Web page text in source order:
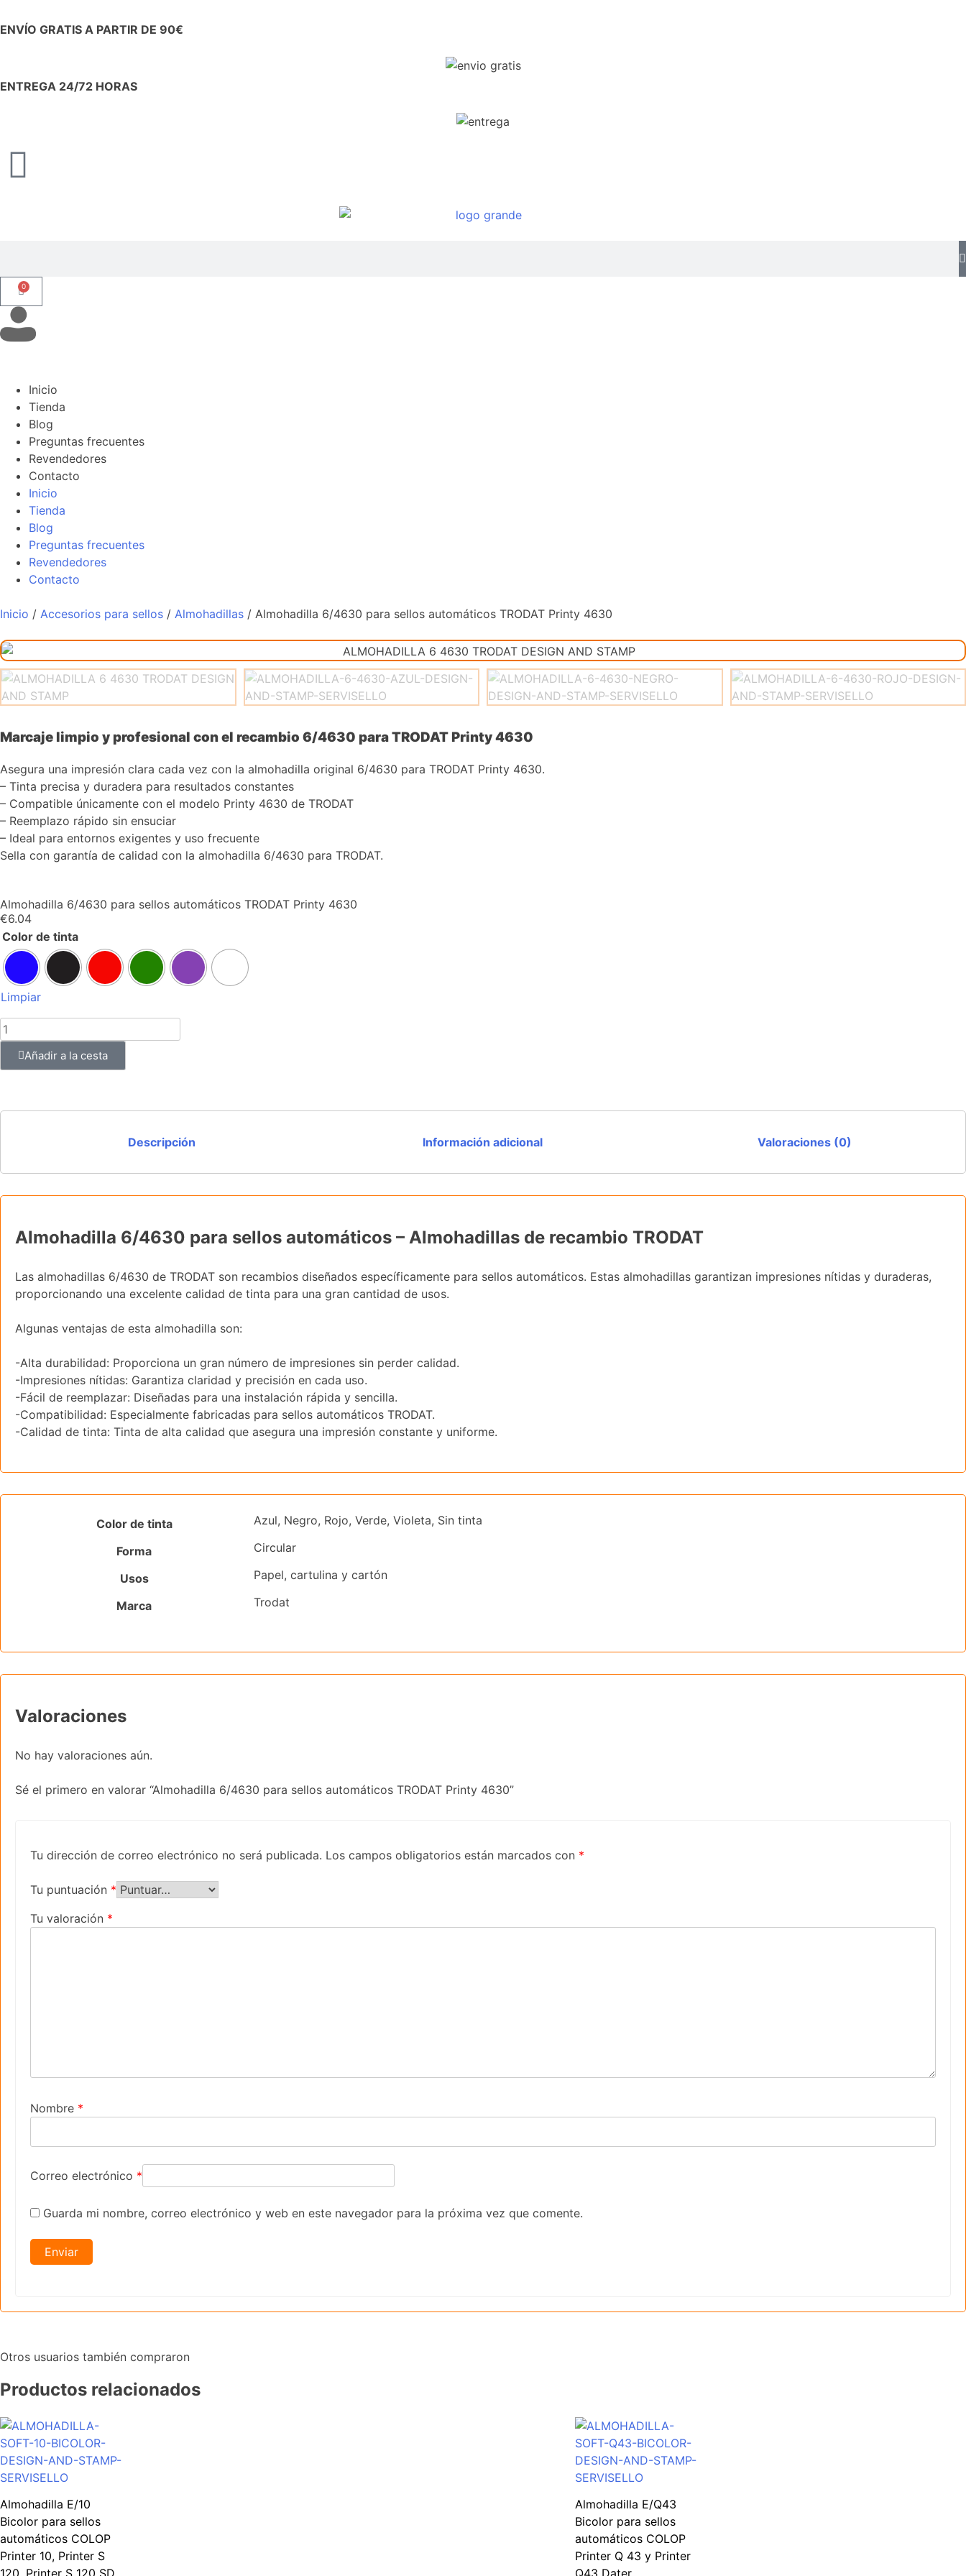
ENVÍO GRATIS A PARTIR DE 90€
ENTREGA 24/72 HORAS
0
Inicio
Tienda
Blog
Preguntas frecuentes
Revendedores
Contacto
Inicio
Tienda
Blog
Preguntas frecuentes
Revendedores
Contacto
Inicio / Accesorios para sellos / Almohadillas / Almohadilla 6/4630 para sellos automáticos TRODAT Printy 4630
Marcaje limpio y profesional con el recambio 6/4630 para TRODAT Printy 4630
Asegura una impresión clara cada vez con la almohadilla original 6/4630 para TRODAT Printy 4630.
– Tinta precisa y duradera para resultados constantes
– Compatible únicamente con el modelo Printy 4630 de TRODAT
– Reemplazo rápido sin ensuciar
– Ideal para entornos exigentes y uso frecuente
Sella con garantía de calidad con la almohadilla 6/4630 para TRODAT.
Almohadilla 6/4630 para sellos automáticos TRODAT Printy 4630
€6.04
Color de tinta
Limpiar
Añadir a la cesta
Descripción Información adicional Valoraciones (0)
Almohadilla 6/4630 para sellos automáticos – Almohadillas de recambio TRODAT
Las almohadillas 6/4630 de TRODAT son recambios diseñados específicamente para sellos automáticos. Estas almohadillas garantizan impresiones nítidas y duraderas,
proporcionando una excelente calidad de tinta para una gran cantidad de usos.
Algunas ventajas de esta almohadilla son:
-Alta durabilidad: Proporciona un gran número de impresiones sin perder calidad.
-Impresiones nítidas: Garantiza claridad y precisión en cada uso.
-Fácil de reemplazar: Diseñadas para una instalación rápida y sencilla.
-Compatibilidad: Especialmente fabricadas para sellos automáticos TRODAT.
-Calidad de tinta: Tinta de alta calidad que asegura una impresión constante y uniforme.
Color de tinta Azul, Negro, Rojo, Verde, Violeta, Sin tinta
Forma Circular
Usos Papel, cartulina y cartón
Marca Trodat
Valoraciones
No hay valoraciones aún.
Sé el primero en valorar “Almohadilla 6/4630 para sellos automáticos TRODAT Printy 4630”
Tu dirección de correo electrónico no será publicada. Los campos obligatorios están marcados con *
Tu puntuación *
Tu valoración *
Nombre *
Correo electrónico *
Guarda mi nombre, correo electrónico y web en este navegador para la próxima vez que comente.
Otros usuarios también compraron
Productos relacionados
Almohadilla E/10
Bicolor para sellos
automáticos COLOP
Printer 10, Printer S
Almohadilla E/Q43
Bicolor para sellos
automáticos COLOP
Printer Q 43 y Printer